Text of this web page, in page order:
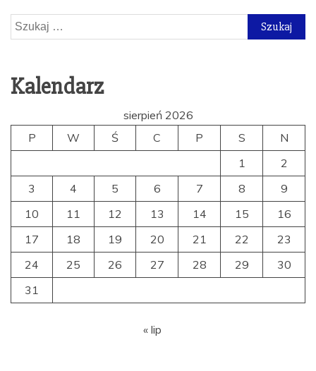
Szukaj:
Kalendarz
sierpień 2026
P
W Ś C P S
N
1
2
3
4 5 6 7 8
9
10
11 12 13 14 15
16
17
18 19 20 21 22
23
24
25 26 27 28 29
30
31
« lip